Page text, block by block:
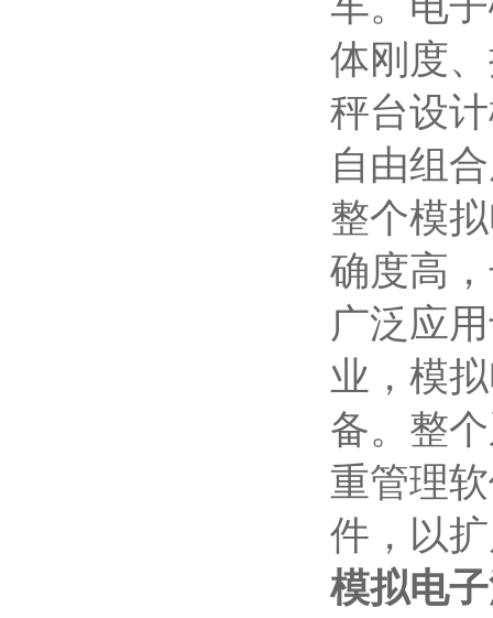
体刚度
秤台设
自由组
整个模
确度高
广泛应
业，模
备。整
重管理
件，以
模拟电